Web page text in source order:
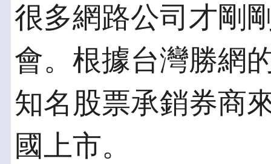
很多網路公司才剛
會。根據台灣勝網
知名股票承銷券商
國上市。